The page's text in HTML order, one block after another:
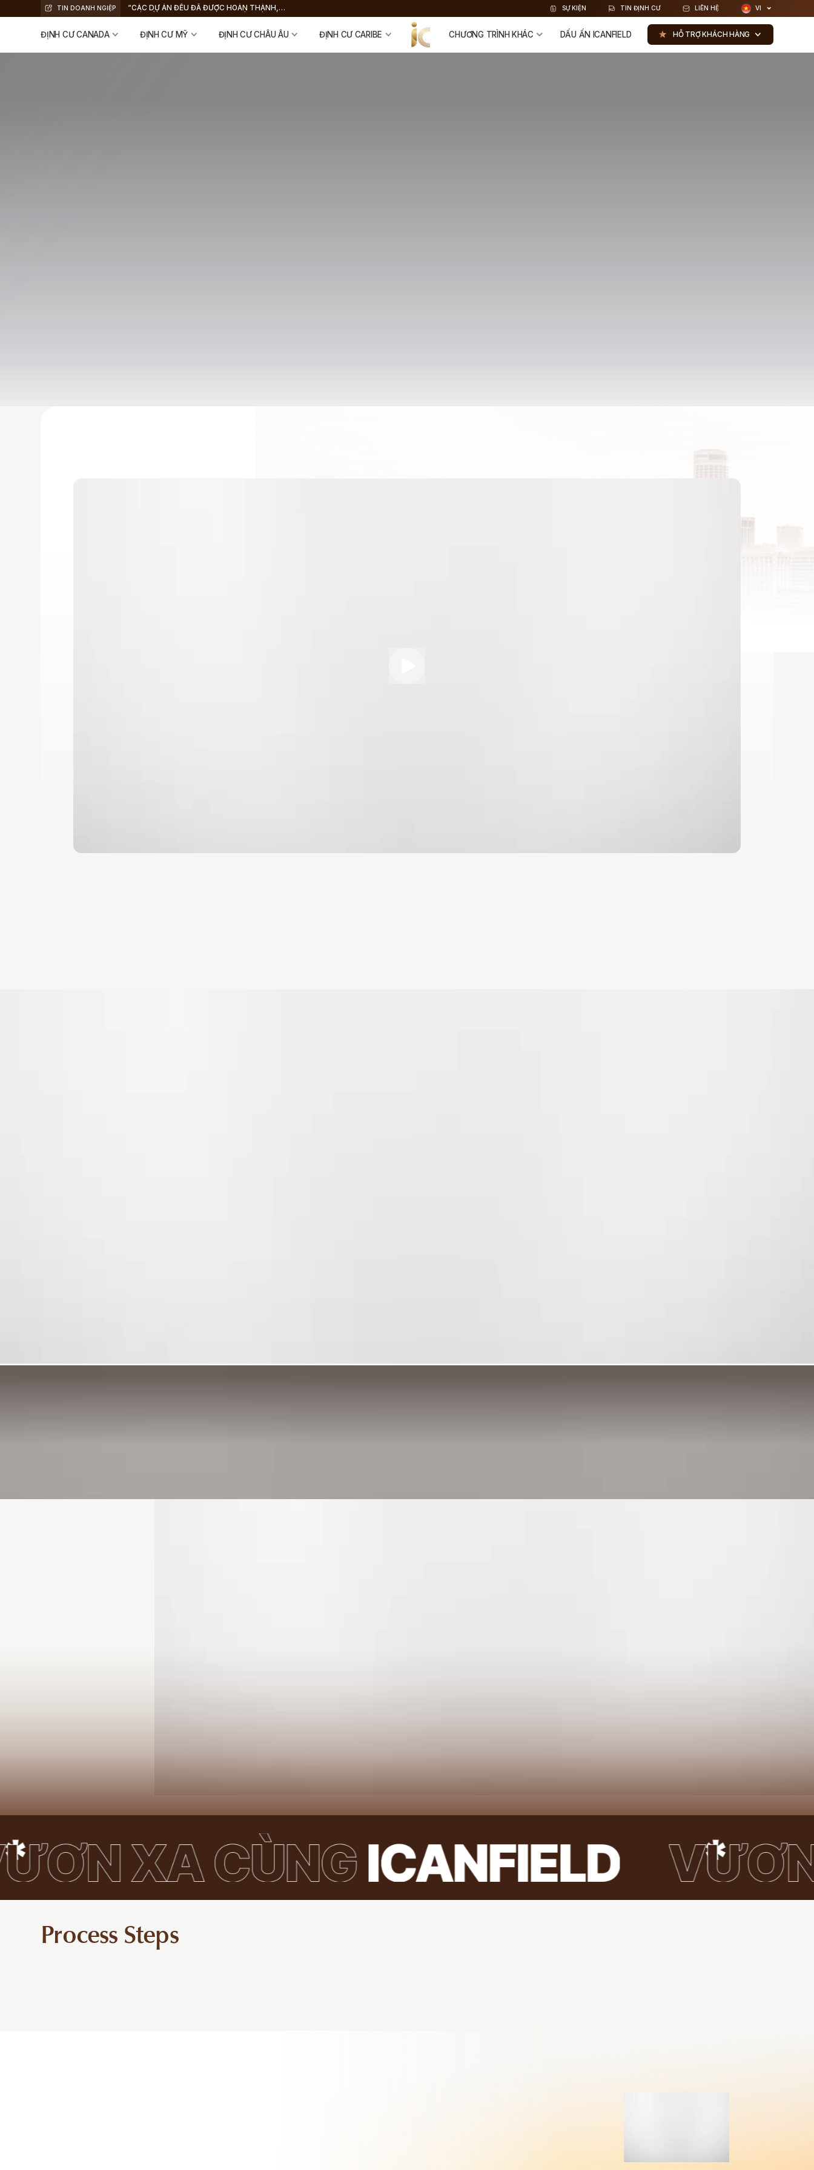
TIN DOANH NGIỆP
“CÁC DỰ ÁN ĐỀU ĐÃ ĐƯỢC HOÀN THÀNH,
NHÀ ĐẦU TƯ NHẬN THẺ XANH VÀ HOÀN
SỰ KIỆN TIN ĐỊNH CƯ LIÊN HỆ VI
ĐỊNH CƯ CANADA ĐỊNH CƯ MỸ ĐỊNH CƯ CHÂU ÂU ĐỊNH CƯ CARIBE CHƯƠNG TRÌNH KHÁC DẤU ẤN ICANFIELD HỖ TRỢ KHÁCH HÀNG
Process Steps